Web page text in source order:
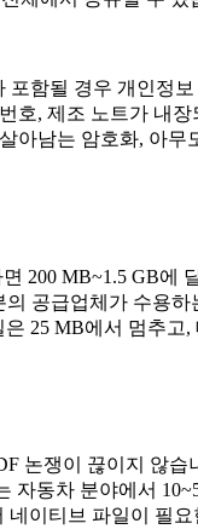
함될 경우 개인정
호, 제조 노트가 내
남는 암호화, 아
200 MB~1.5 GB에
공급업체가 수용
25 MB에서 멈추
논쟁이 끊이지
자동차 분야에서
이티브 파일이 필